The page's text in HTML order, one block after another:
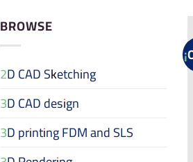
BROWSE
2D CAD Sketching
3D CAD design
3D printing FDM and SLS